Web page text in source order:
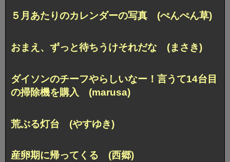
５月あたりのカレンダーの写真 (ぺんぺん草)
おまえ、ずっと待ちうけそれだな (まさき)
ダイソンのチーフやらしいなー！言うて14台目
の掃除機を購入 (marusa)
荒ぶる灯台 (やすゆき)
産卵期に帰ってくる (西郷)